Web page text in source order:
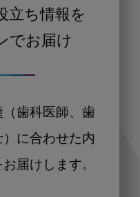
立ち情報を
でお届け
歯科医師、歯
に合わせた内
届けします。